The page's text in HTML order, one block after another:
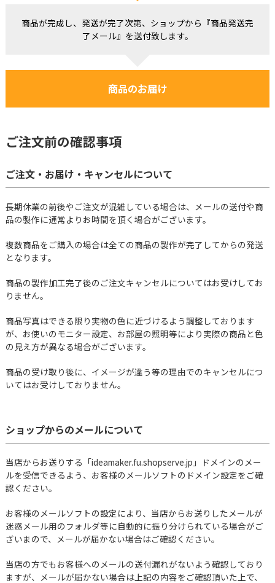
商品が完成し、発送が完了次第、ショップから『商品発送完
了メール』を送付致します。
商品のお届け
ご注文前の確認事項
ご注文・お届け・キャンセルについて
長期休業の前後やご注文が混雑している場合は、メールの送付や商
品の製作に通常よりお時間を頂く場合がございます。
複数商品をご購入の場合は全ての商品の製作が完了してからの発送
となります。
商品の製作加工完了後のご注文キャンセルについてはお受けしてお
りません。
商品写真はできる限り実物の色に近づけるよう調整しております
が、お使いのモニター設定、お部屋の照明等により実際の商品と色
の見え方が異なる場合がございます。
商品の受け取り後に、イメージが違う等の理由でのキャンセルにつ
いてはお受けしておりません。
ショップからのメールについて
当店からお送りする「ideamaker.fu.shopserve.jp」ドメインのメー
ルを受信できるよう、お客様のメールソフトのドメイン設定をご確
認ください。
お客様のメールソフトの設定により、当店からお送りしたメールが
迷惑メール用のフォルダ等に自動的に振り分けられている場合がご
ざいまので、メールが届かない場合はご確認ください。
当店の方でもお客様へのメールの送付漏れがないよう確認しており
ますが、メールが届かない場合は上記の内容をご確認頂いた上で、